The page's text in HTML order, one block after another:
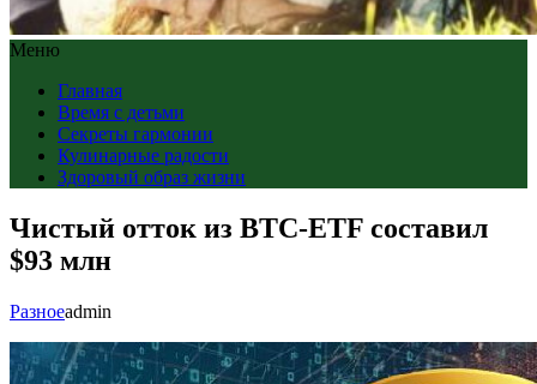
Меню
Главная
Время с детьми
Секреты гармонии
Кулинарные радости
Здоровый образ жизни
Чистый отток из BTC-ETF составил
$93 млн
Разноеadmin